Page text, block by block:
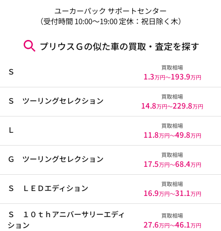
ユーカーパック サポートセンター
（受付時間 10:00～19:00 定休：祝日除く木）
プリウスＧの似た車の買取・査定を探す
Ｓ 買取相場
1.3万円〜193.9万円
Ｓ ツーリングセレクション 買取相場
14.8万円〜229.8万円
Ｌ 買取相場
11.8万円〜49.8万円
Ｇ ツーリングセレクション 買取相場
17.5万円〜68.4万円
Ｓ ＬＥＤエディション 買取相場
16.9万円〜31.1万円
Ｓ １０ｔｈアニバーサリーエディ
ション
買取相場
27.6万円〜46.1万円